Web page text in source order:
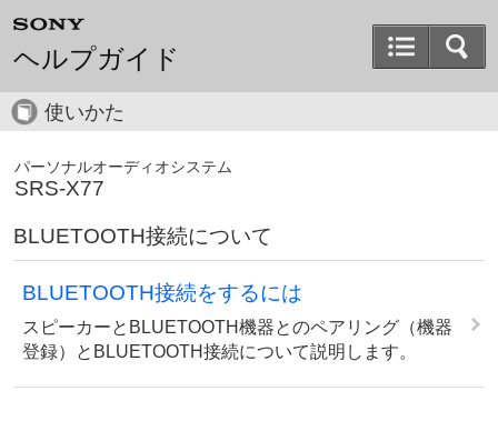
ヘルプガイド
使いかた
パーソナルオーディオシステム
SRS-X77
BLUETOOTH接続について
BLUETOOTH接続をするには
スピーカーとBLUETOOTH機器とのペアリング（機器
登録）とBLUETOOTH接続について説明します。